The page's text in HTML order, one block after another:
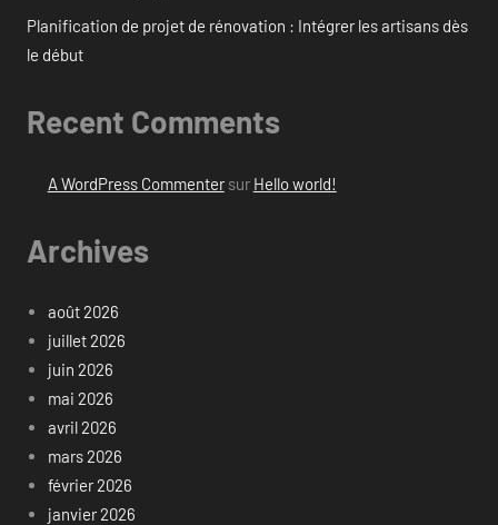
Planification de projet de rénovation : Intégrer les artisans dès
le début
Recent Comments
A WordPress Commentersur Hello world!
Archives
août 2026
juillet 2026
juin 2026
mai 2026
avril 2026
mars 2026
février 2026
janvier 2026